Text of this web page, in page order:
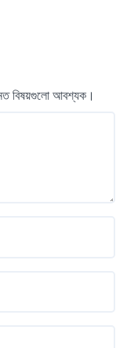
বিষয়গুলো আবশ্যক।